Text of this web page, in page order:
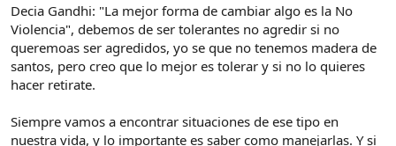
Decia Gandhi: "La mejor forma de cambiar algo es la No
Violencia", debemos de ser tolerantes no agredir si no
queremoas ser agredidos, yo se que no tenemos madera de
santos, pero creo que lo mejor es tolerar y si no lo quieres
hacer retirate.
Siempre vamos a encontrar situaciones de ese tipo en
nuestra vida, y lo importante es saber como manejarlas. Y si